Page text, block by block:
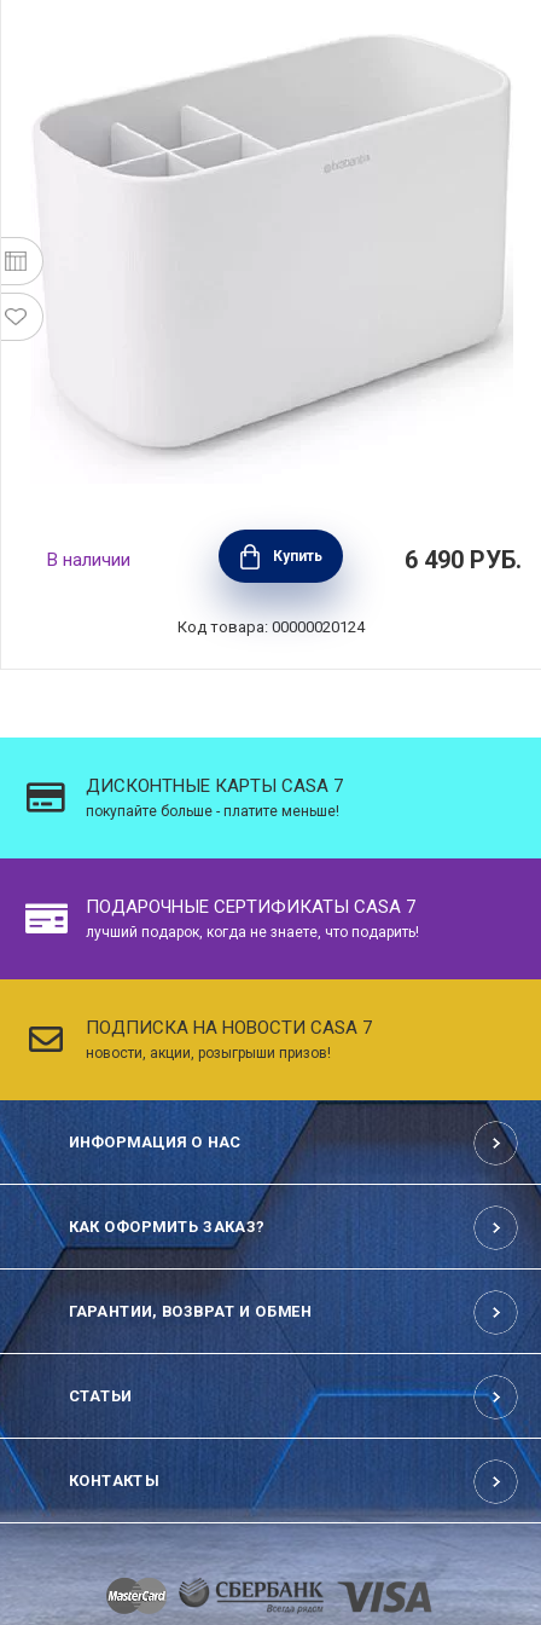
Органайзер для ванной комнаты 19,7x9,9см,
цвет белый, Brabantia, Бельгия, 280108
В наличии Купить 6 490 РУБ.
Код товара: 00000020124
ДИСКОНТНЫЕ КАРТЫ CASA 7
покупайте больше - платите меньше!
ПОДАРОЧНЫЕ СЕРТИФИКАТЫ CASA 7
лучший подарок, когда не знаете, что подарить!
ПОДПИСКА НА НОВОСТИ CASA 7
новости, акции, розыгрыши призов!
ИНФОРМАЦИЯ О НАС
КАК ОФОРМИТЬ ЗАКАЗ?
ГАРАНТИИ, ВОЗВРАТ И ОБМЕН
СТАТЬИ
КОНТАКТЫ